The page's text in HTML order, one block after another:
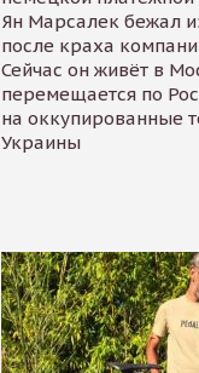
Ян Марсалек бежал
после краха
Сейчас он живёт в
перемещается по
на оккупированные
Украины